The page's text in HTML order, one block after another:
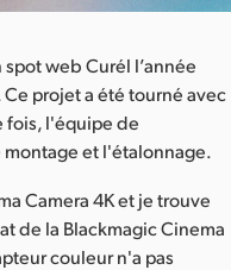
web Curél l’année
projet a été tourné avec
fois, l'équipe de
montage et l'étalonnage.
Camera 4K et je trouve
de la Blackmagic Cinema
couleur n'a pas